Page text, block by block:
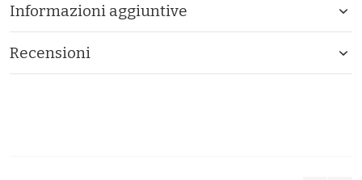
Informazioni aggiuntive
Recensioni